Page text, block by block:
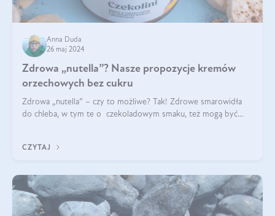
Anna Duda
26 maj 2024
Zdrowa „nutella”? Nasze propozycje kremów
orzechowych bez cukru
Zdrowa „nutella” – czy to możliwe? Tak! Zdrowe smarowidła
do chleba, w tym te o czekoladowym smaku, też mogą być
CZYTAJ